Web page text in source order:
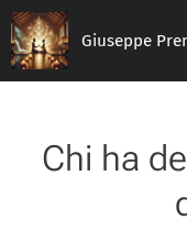
Giuseppe
Chi ha